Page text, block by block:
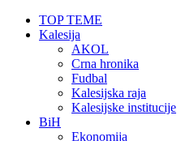
TOP TEME
Kalesija
AKOL
Crna hronika
Fudbal
Kalesijska raja
Kalesijske institucije
BiH
Ekonomija